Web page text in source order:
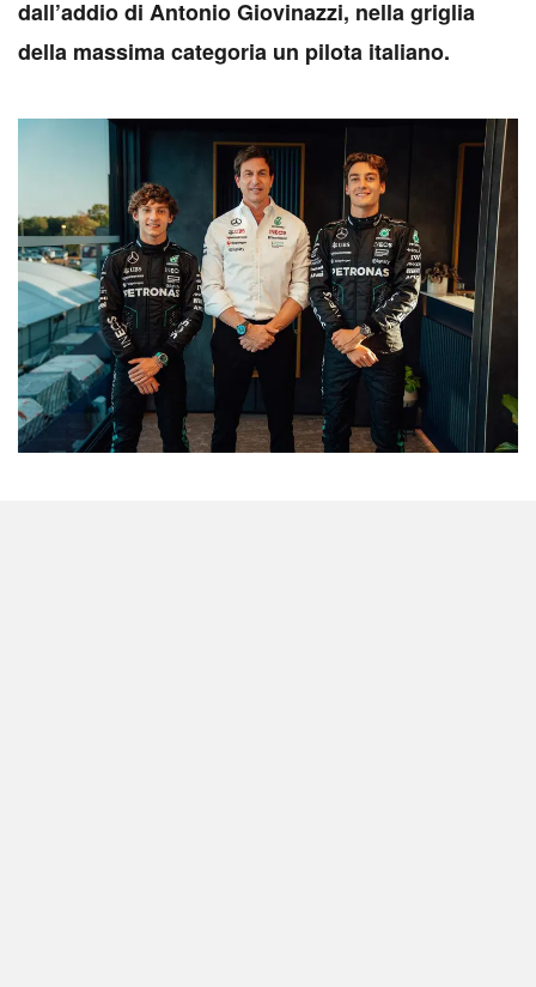
dall’addio di Antonio Giovinazzi, nella griglia
della massima categoria un pilota italiano.